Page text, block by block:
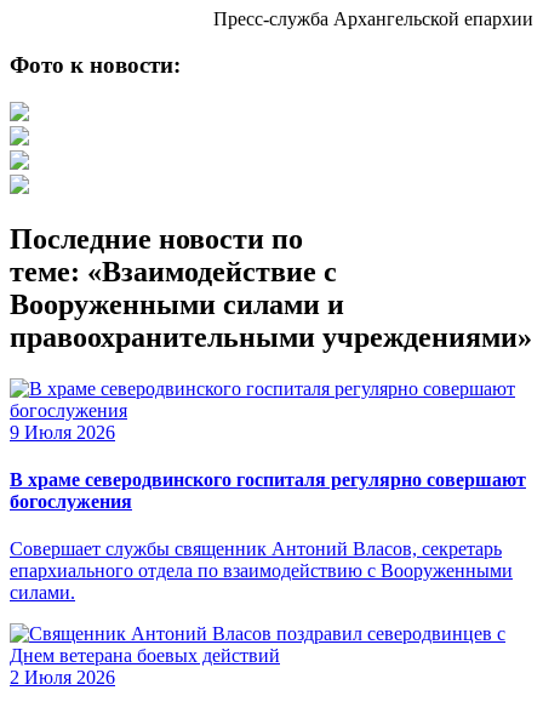
Пресс-служба Архангельской епархии
Фото к новости:
Последние новости по
теме: «Взаимодействие с
Вооруженными силами и
правоохранительными учреждениями»
9 Июля 2026
В храме северодвинского госпиталя регулярно совершают
богослужения
Совершает службы священник Антоний Власов, секретарь
епархиального отдела по взаимодействию с Вооруженными
силами.
2 Июля 2026